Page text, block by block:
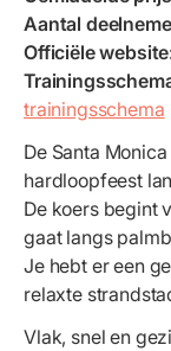
Aantal
Officiële
trainingsschema
De Santa
hardloopfeest
De koers begint
gaat langs
Je hebt er een
relaxte
Vlak, snel en